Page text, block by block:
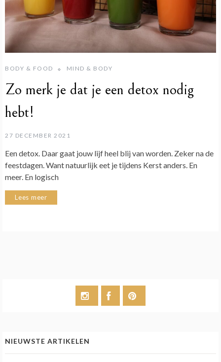
BODY & FOOD MIND & BODY
Zo merk je dat je een detox nodig
hebt!
27 DECEMBER 2021
Een detox. Daar gaat jouw lijf heel blij van worden. Zeker na de
feestdagen. Want natuurlijk eet je tijdens Kerst anders. En
meer. En logisch
Lees meer
NIEUWSTE ARTIKELEN